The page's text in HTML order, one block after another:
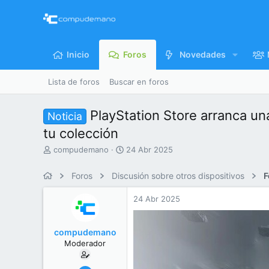
Inicio Foros Novedades
Lista de foros Buscar en foros
Noticia
PlayStation Store arranca
tu colección
I
r
compudemano
F
h
24 Abr 2025
Foros Discusión sobre otros dispositivos
compudemano
Moderador
24 Abr 2025